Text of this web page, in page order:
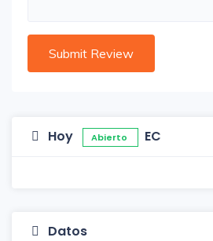
Hoy Abierto EC
Datos